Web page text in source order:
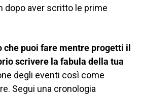
dopo aver scritto le prime
che puoi fare mentre progetti il
scrivere la fabula della tua
degli eventi così come
Segui una cronologia